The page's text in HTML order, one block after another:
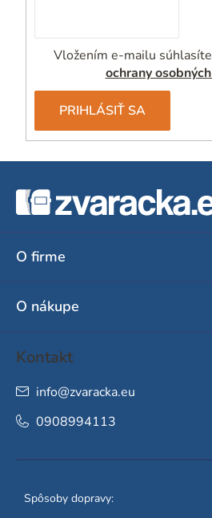
Vložením e-mailu
ochrany
PRIHLÁSIŤ SA
O firme
O nákupe
Kontakt
info@zvaracka.eu
0908994113
Spôsoby dopravy: